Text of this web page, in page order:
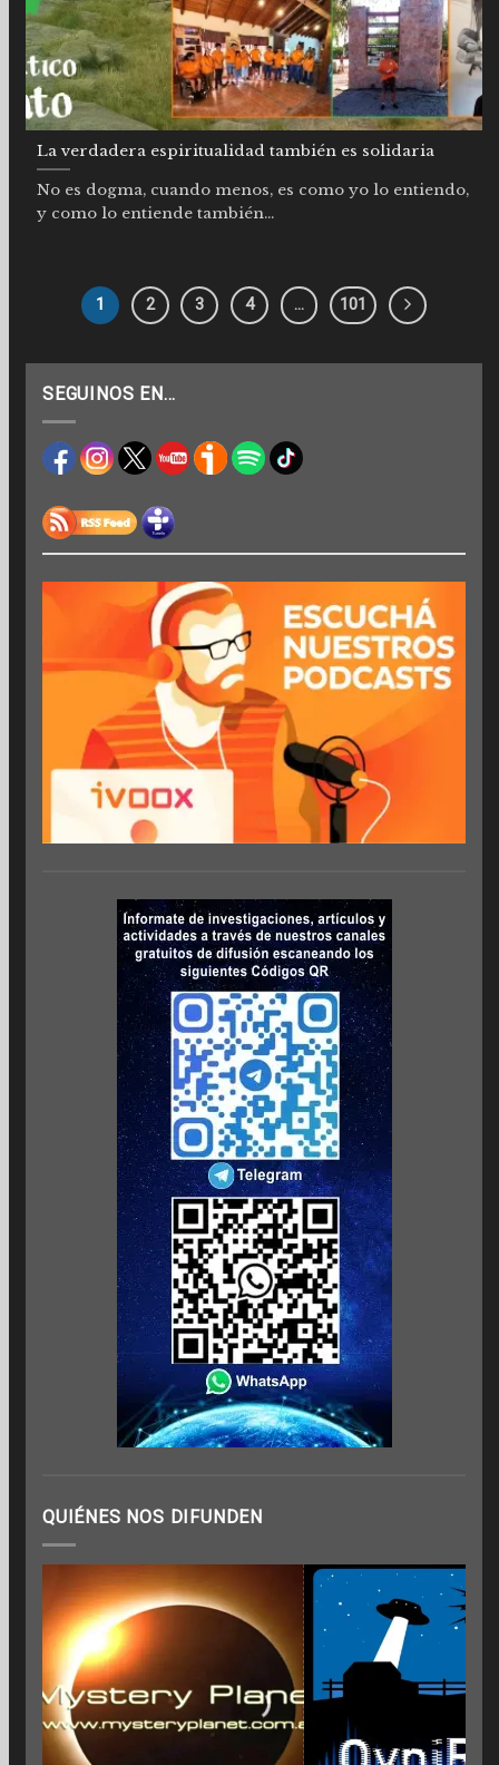
La verdadera espiritualidad también es solidaria
No es dogma, cuando menos, es como yo lo entiendo,
y como lo entiende también...
1 2 3 4 … 101
SEGUINOS EN…
QUIÉNES NOS DIFUNDEN